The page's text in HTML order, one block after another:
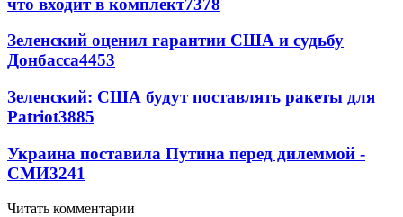
Зеленский оценил гарантии США и судьбу
Донбасса4453
Зеленский: США будут поставлять ракеты для
Patriot3885
Украина поставила Путина перед дилеммой -
СМИ3241
Читать комментарии